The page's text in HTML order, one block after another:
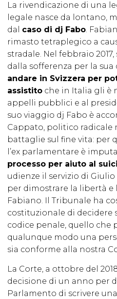
La rivendicazione di una
legale nasce da lontano,
dal caso di dj Fabo.
rimasto tetraplegico a
stradale. Nel febbraio
dalla sofferenza per la sua
andare in Svizzera per
assistito che in Italia gli è
appelli pubblici e al
suo viaggio dj Fabo è
Cappato, politico radicale
battaglie sul fine vita: per
l’ex parlamentare è
processo per aiuto al
udienze il servizio di
per dimostrare la libertà e
Fabiano. Il Tribunale ha
costituzionale di decidere
codice penale, quello che
qualunque modo una
sia conforme alla nostra
La Corte, a ottobre del
decisione di un anno per
Parlamento di scrivere